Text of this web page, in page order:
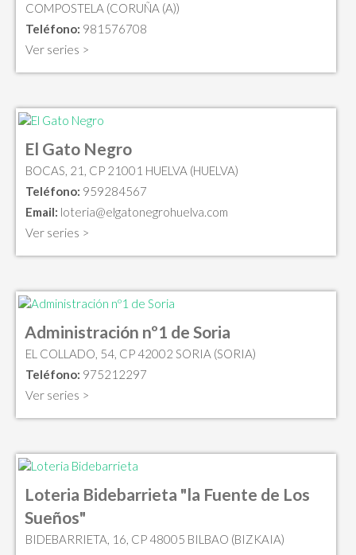
COMPOSTELA (CORUÑA (A))
Teléfono: 981576708
Ver series >
El Gato Negro
BOCAS, 21, CP 21001 HUELVA (HUELVA)
Teléfono: 959284567
Email: loteria@elgatonegrohuelva.com
Ver series >
Administración nº1 de Soria
EL COLLADO, 54, CP 42002 SORIA (SORIA)
Teléfono: 975212297
Ver series >
Loteria Bidebarrieta "la Fuente de Los
Sueños"
BIDEBARRIETA, 16, CP 48005 BILBAO (BIZKAIA)